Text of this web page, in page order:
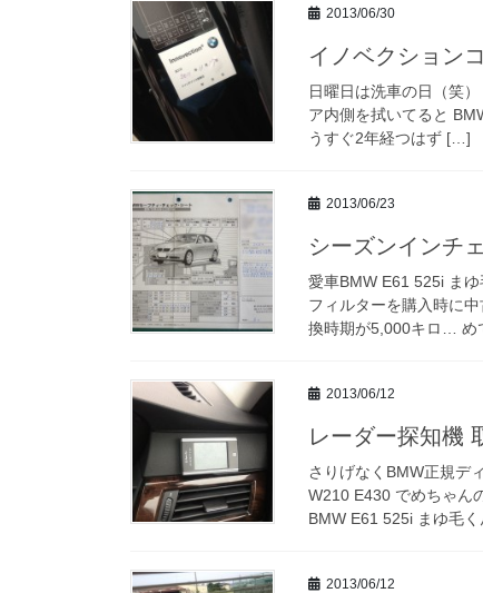
2013/06/30
イノベクション
日曜日は洗車の日（笑
ア内側を拭いてると
うすぐ2年経つはず […]
2013/06/23
シーズンインチ
愛車BMW E61 525i ま
フィルターを購入時に
換時期が5,000キロ…
2013/06/12
レーダー探知機
さりげなくBMW正規デ
W210 E430 でめちゃん
BMW E61 525i まゆ毛
2013/06/12